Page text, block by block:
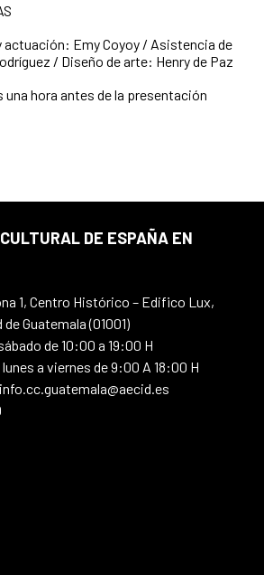
actuación: Emy Coyoy / Asistencia de
/ Diseño de arte: Henry de Paz
una hora antes de la presentación
DE ESPAÑA EN
1, Centro Histórico – Edifico Lux,
Guatemala (01001)
de 10:00 a 19:00 H
lunes a viernes de 9:00 A 18:00 H